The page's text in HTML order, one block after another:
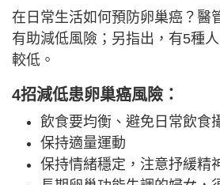
在日常生活如何預防卵巢癌？醫
有助減低風險；另指出，有5種
較低。
4招減低患卵巢癌風險：
飲食要均衡、避免日常飲食
保持適量運動
保持情緒穩定，注意抒緩精